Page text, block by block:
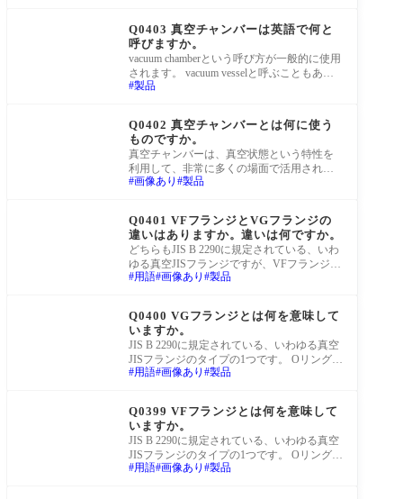
Q0403 真空チャンバーは英語で何と
呼びますか。
vacuum chamberという呼び方が一般的に使用
されます。 vacuum vesselと呼ぶこともあり
ます。 https://www.youtube.com/embed/Ctv-kfx
製品
Q0402 真空チャンバーとは何に使う
ものですか。
真空チャンバーは、真空状態という特性を
利用して、非常に多くの場面で活用されて
います。 例えば、宇宙環境を再現する試験
画像あり 製品
Q0401 VFフランジとVGフランジの
違いはありますか。違いは何ですか。
どちらもJIS B 2290に規定されている、いわ
ゆる真空JISフランジですが、VFフランジは
フラット(溝なし)、VGフランジはグルーヴ
用語 画像あり 製品
Q0400 VGフランジとは何を意味して
いますか。
JIS B 2290に規定されている、いわゆる真空
JISフランジのタイプの1つです。 Oリングの
当たるシール面にOリング溝があり、Oリン
用語 画像あり 製品
Q0399 VFフランジとは何を意味して
いますか。
JIS B 2290に規定されている、いわゆる真空
JISフランジのタイプの1つです。 Oリングの
当たるシール面がフラット(溝なし)であり、
用語 画像あり 製品